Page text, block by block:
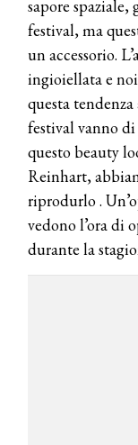
sapore
festival, ma
un accessorio.
ingioiellata e
questa
festival vanno
questo beauty
Reinhart,
riprodurlo .
vedono l’ora di
durante la